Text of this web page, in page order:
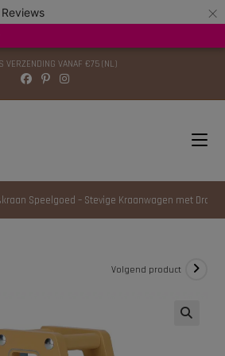
Reviews ×
VERZENDING VANAF €75 (NL)
Speelgoed – Stevige Kraanwagen met
Volgend product